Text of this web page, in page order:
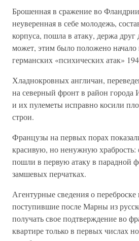
Брошенная в сражение во
неуверенная в себе молодежь,
корпуса, пошла в атаку, держа
может, этим было положено начало
германских «психических атак»
Хладнокровных англичан,
на северный фронт в район города
и их пулеметы исправно косили
строи.
Французы на первых порах
красивую, но ненужную храбрость:
пошли в первую атаку в парадной
замшевых перчатках.
Агентурные сведения о переброске
поступившие после Марны из
получать свое подтверждение во
квартире только в первых числах